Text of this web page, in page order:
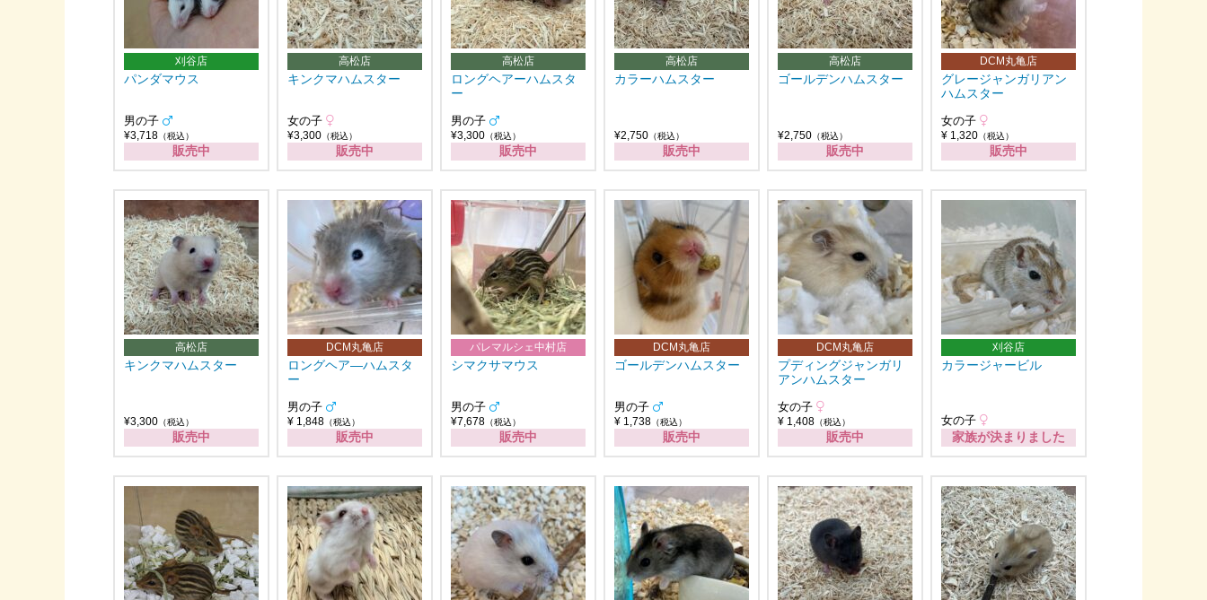
刈谷店
パンダマウス
男の子
¥3,718 （税込）
販売中
高松店
キンクマハムスター
女の子
¥3,300 （税込）
販売中
高松店
ロングヘアーハムスタ
ー
男の子
¥3,300 （税込）
販売中
高松店
カラーハムスター
¥2,750 （税込）
販売中
高松店
ゴールデンハムスター
¥2,750 （税込）
販売中
DCM丸亀店
グレージャンガリアン
ハムスター
女の子
¥ 1,320 （税込）
販売中
高松店
キンクマハムスター
¥3,300 （税込）
販売中
DCM丸亀店
ロングヘア―ハムスタ
ー
男の子
¥ 1,848 （税込）
販売中
パレマルシェ中村店
シマクサマウス
男の子
¥7,678 （税込）
販売中
DCM丸亀店
ゴールデンハムスター
男の子
¥ 1,738 （税込）
販売中
DCM丸亀店
プディングジャンガリ
アンハムスター
女の子
¥ 1,408 （税込）
販売中
刈谷店
カラージャービル
女の子
家族が決まりました